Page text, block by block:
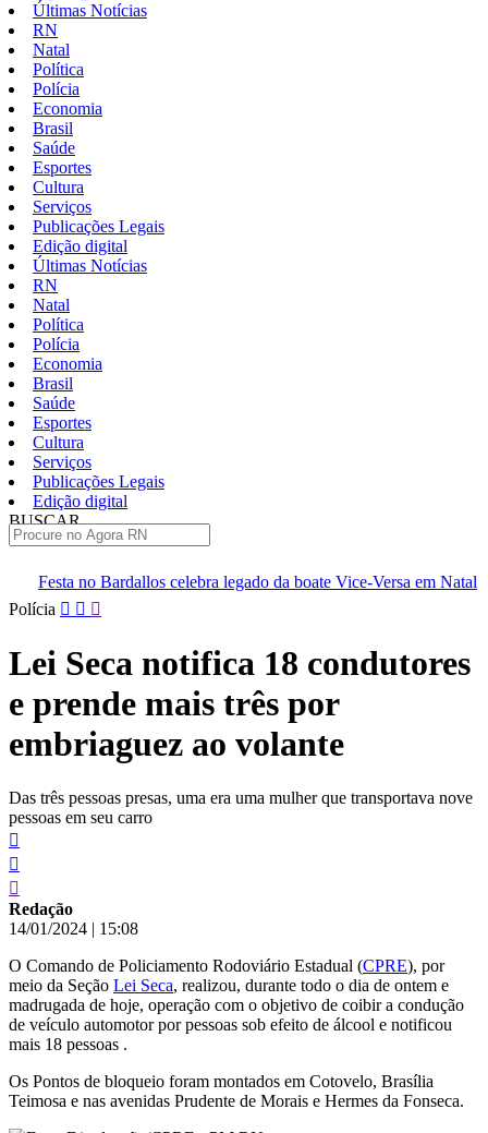
Últimas Notícias
RN
Natal
Política
Polícia
Economia
Brasil
Saúde
Esportes
Cultura
Serviços
Publicações Legais
Edição digital
Últimas Notícias
RN
Natal
Política
Polícia
Economia
Brasil
Saúde
Esportes
Cultura
Serviços
Publicações Legais
Edição digital
BUSCAR
celebra legado da boate Vice-Versa em Natal
Documentário
Pular
conteúdo
Polícia
Lei Seca notifica 18 condutores
e prende mais três por
embriaguez ao volante
Das três pessoas presas, uma era uma mulher que transportava nove
pessoas em seu carro
Redação
14/01/2024 | 15:08
O Comando de Policiamento Rodoviário Estadual (CPRE), por
meio da Seção Lei Seca, realizou, durante todo o dia de ontem e
madrugada de hoje, operação com o objetivo de coibir a condução
de veículo automotor por pessoas sob efeito de álcool e notificou
mais 18 pessoas .
Os Pontos de bloqueio foram montados em Cotovelo, Brasília
Teimosa e nas avenidas Prudente de Morais e Hermes da Fonseca.